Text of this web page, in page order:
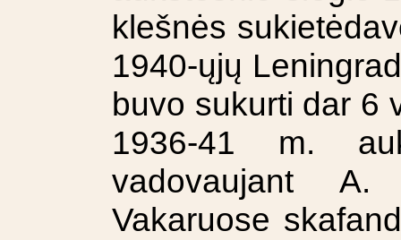
klešnės
1940-ųjų
buvo sukurti dar 6
1936-41 m.
vadovaujant
Vakaruose